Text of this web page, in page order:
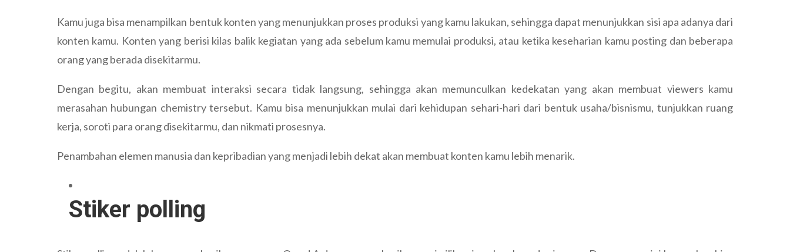
Kamu juga bisa menampilkan bentuk konten yang menunjukkan proses produksi yang kamu lakukan, sehingga dapat menunjukkan sisi apa adanya dari
konten kamu. Konten yang berisi kilas balik kegiatan yang ada sebelum kamu memulai produksi, atau ketika keseharian kamu posting dan beberapa
orang yang berada disekitarmu.
Dengan begitu, akan membuat interaksi secara tidak langsung, sehingga akan memunculkan kedekatan yang akan membuat viewers kamu
merasahan hubungan chemistry tersebut. Kamu bisa menunjukkan mulai dari kehidupan sehari-hari dari bentuk usaha/bisnismu, tunjukkan ruang
kerja, soroti para orang disekitarmu, dan nikmati prosesnya.
Penambahan elemen manusia dan kepribadian yang menjadi lebih dekat akan membuat konten kamu lebih menarik.
Stiker polling